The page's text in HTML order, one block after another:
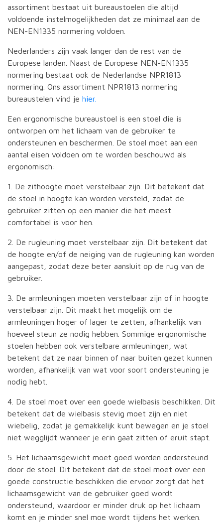
assortiment bestaat uit bureaustoelen die altijd
voldoende instelmogelijkheden dat ze minimaal aan de
NEN-EN1335 normering voldoen.
Nederlanders zijn vaak langer dan de rest van de
Europese landen. Naast de Europese NEN-EN1335
normering bestaat ook de Nederlandse NPR1813
normering. Ons assortiment NPR1813 normering
bureaustelen vind je hier.
Een ergonomische bureaustoel is een stoel die is
ontworpen om het lichaam van de gebruiker te
ondersteunen en beschermen. De stoel moet aan een
aantal eisen voldoen om te worden beschouwd als
ergonomisch:
1. De zithoogte moet verstelbaar zijn. Dit betekent dat
de stoel in hoogte kan worden versteld, zodat de
gebruiker zitten op een manier die het meest
comfortabel is voor hen.
2. De rugleuning moet verstelbaar zijn. Dit betekent dat
de hoogte en/of de neiging van de rugleuning kan worden
aangepast, zodat deze beter aansluit op de rug van de
gebruiker.
3. De armleuningen moeten verstelbaar zijn of in hoogte
verstelbaar zijn. Dit maakt het mogelijk om de
armleuningen hoger of lager te zetten, afhankelijk van
hoeveel steun ze nodig hebben. Sommige ergonomische
stoelen hebben ook verstelbare armleuningen, wat
betekent dat ze naar binnen of naar buiten gezet kunnen
worden, afhankelijk van wat voor soort ondersteuning je
nodig hebt.
4. De stoel moet over een goede wielbasis beschikken. Dit
betekent dat de wielbasis stevig moet zijn en niet
wiebelig, zodat je gemakkelijk kunt bewegen en je stoel
niet wegglijdt wanneer je erin gaat zitten of eruit stapt.
5. Het lichaamsgewicht moet goed worden ondersteund
door de stoel. Dit betekent dat de stoel moet over een
goede constructie beschikken die ervoor zorgt dat het
lichaamsgewicht van de gebruiker goed wordt
ondersteund, waardoor er minder druk op het lichaam
komt en je minder snel moe wordt tijdens het werken.